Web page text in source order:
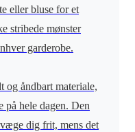
eller bluse for et
stribede mønster
garderobe.
og åndbart materiale,
på hele dagen. Den
dig frit, mens det